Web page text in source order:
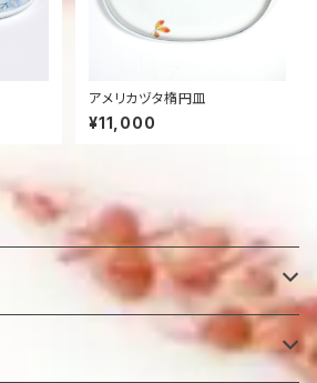
アメリカヅタ楕円皿
¥11,000